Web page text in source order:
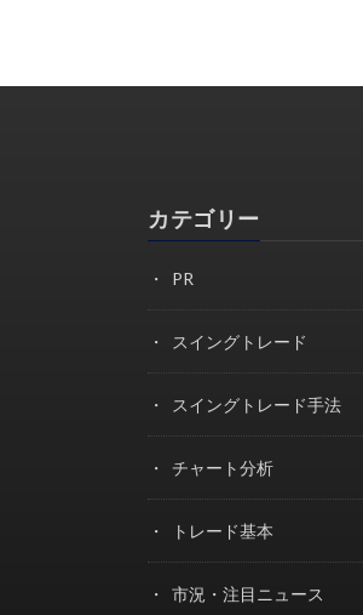
カテゴリー
PR
スイングトレード
スイングトレード手法
チャート分析
トレード基本
市況・注目ニュース